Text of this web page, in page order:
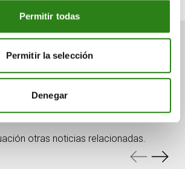
Permitir todas
Permitir la selección
Denegar
puede
otras noticias relacionadas.